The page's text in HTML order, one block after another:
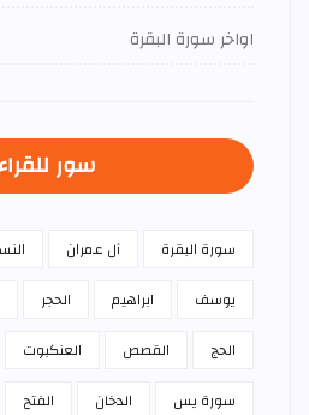
اواخر سورة البقرة
سور
سورة البقرة آل عمران
يوسف
ابراهيم الحجر
الحج
القصص العنكبوت
سورة يس
الدخان الفتح